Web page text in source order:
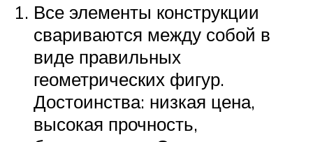
Все элементы конструкции
свариваются между собой в
виде правильных
геометрических фигур.
Достоинства: низкая цена,
высокая прочность,